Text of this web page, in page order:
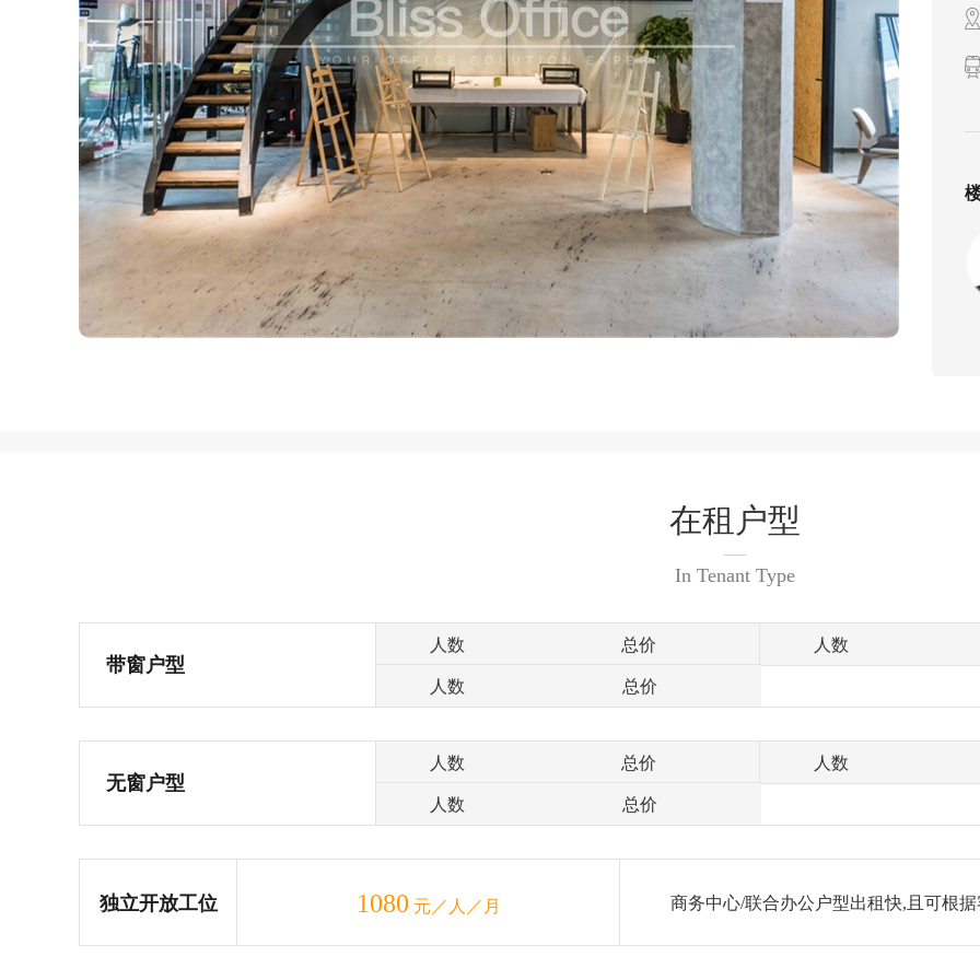
在租户型
In Tenant Type
带窗户型
人数 总价 人数
人数 总价
无窗户型
人数 总价 人数
人数 总价
独立开放工位 1080 元／人／月 商务中心/联合办公户型出租快,且可根